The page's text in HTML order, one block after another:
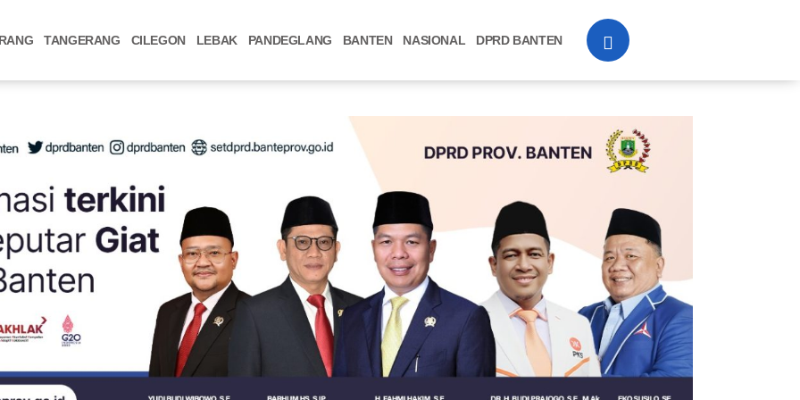
TANGERANG CILEGON LEBAK PANDEGLANG BANTEN NASIONAL DPRD BANTEN